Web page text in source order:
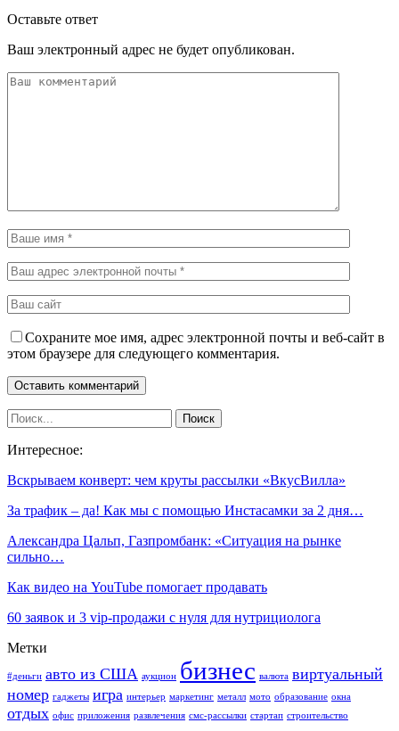
Оставьте ответ
Ваш электронный адрес не будет опубликован.
Сохраните мое имя, адрес электронной почты и веб-сайт в
этом браузере для следующего комментария.
Интересное:
Вскрываем конверт: чем круты рассылки «ВкусВилла»
За трафик – да! Как мы c помощью Инстасамки за 2 дня…
Александра Цальп, Газпромбанк: «Ситуация на рынке
сильно…
Как видео на YouTube помогает продавать
60 заявок и 3 vip-продажи с нуля для нутрициолога
Метки
#деньги авто из США аукцион бизнес валюта виртуальный
номер гаджеты игра интерьер маркетинг металл мото образование окна
отдых офис приложения развлечения смс-рассылки стартап строительство